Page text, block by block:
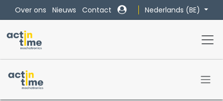
Overslaan naar inhoud
Over ons Nieuws Contact Nederlands (BE)